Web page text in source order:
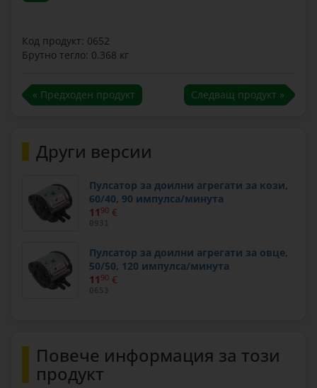
Код продукт: 0652
Брутно тегло: 0.368 кг
« Предходен продукт Следващ продукт »
Други версии
Пулсатор за доилни агрегати за кози,
60/40, 90 импулса/минута
11 90 €
0931
Пулсатор за доилни агрегати за овце,
50/50, 120 импулса/минута
11 90 €
0653
Повече информация за този
продукт